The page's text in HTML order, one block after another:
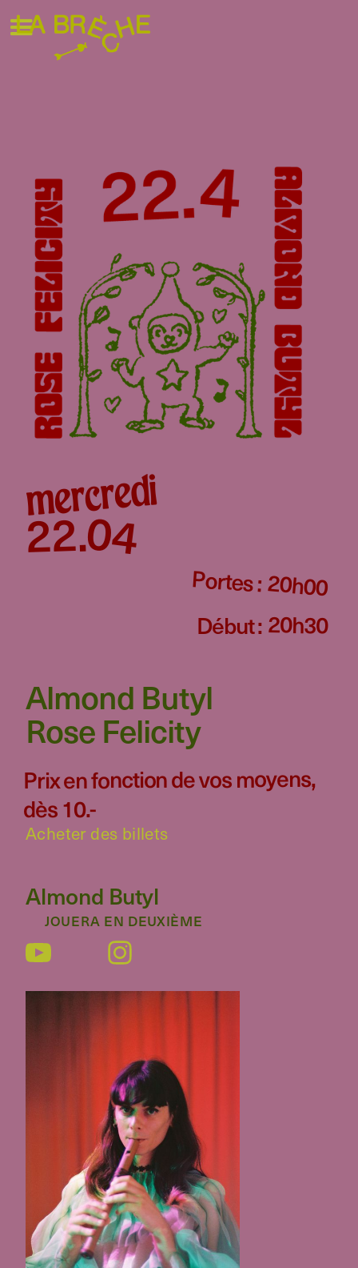
mercredi
04
.
22
Portes :20h00
Début :20h30
Almond Butyl
Rose Felicity
Prix en fonction de vos moyens,
dès 10.-
Acheter des billets
Almond Butyl
JOUERA EN DEUXIÈME